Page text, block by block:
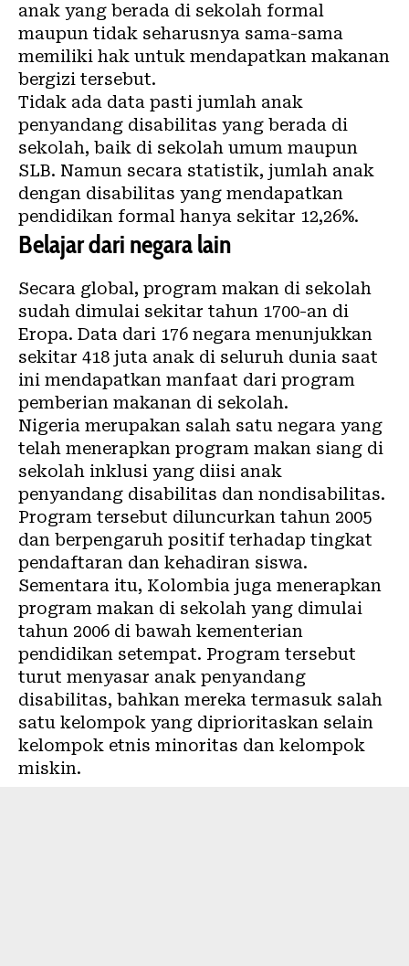
anak yang berada di sekolah formal
maupun tidak seharusnya sama-sama
memiliki hak untuk mendapatkan makanan
bergizi tersebut.
Tidak ada data pasti jumlah anak
penyandang disabilitas yang berada di
sekolah, baik di sekolah umum maupun
SLB. Namun secara statistik, jumlah anak
dengan disabilitas yang mendapatkan
pendidikan formal hanya sekitar 12,26%.
Belajar dari negara lain
Secara global, program makan di sekolah
sudah dimulai sekitar tahun 1700-an di
Eropa. Data dari 176 negara menunjukkan
sekitar 418 juta anak di seluruh dunia saat
ini mendapatkan manfaat dari program
pemberian makanan di sekolah.
Nigeria merupakan salah satu negara yang
telah menerapkan program makan siang di
sekolah inklusi yang diisi anak
penyandang disabilitas dan nondisabilitas.
Program tersebut diluncurkan tahun 2005
dan berpengaruh positif terhadap tingkat
pendaftaran dan kehadiran siswa.
Sementara itu, Kolombia juga menerapkan
program makan di sekolah yang dimulai
tahun 2006 di bawah kementerian
pendidikan setempat. Program tersebut
turut menyasar anak penyandang
disabilitas, bahkan mereka termasuk salah
satu kelompok yang diprioritaskan selain
kelompok etnis minoritas dan kelompok
miskin.